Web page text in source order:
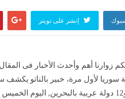
إنشر على تويتر
زوارنا أهم وأحدث الأخبار فى المقال
سوريا لأول مرة، خبير بالناتو يكشف